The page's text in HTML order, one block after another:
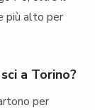
più alto per
a Torino?
per